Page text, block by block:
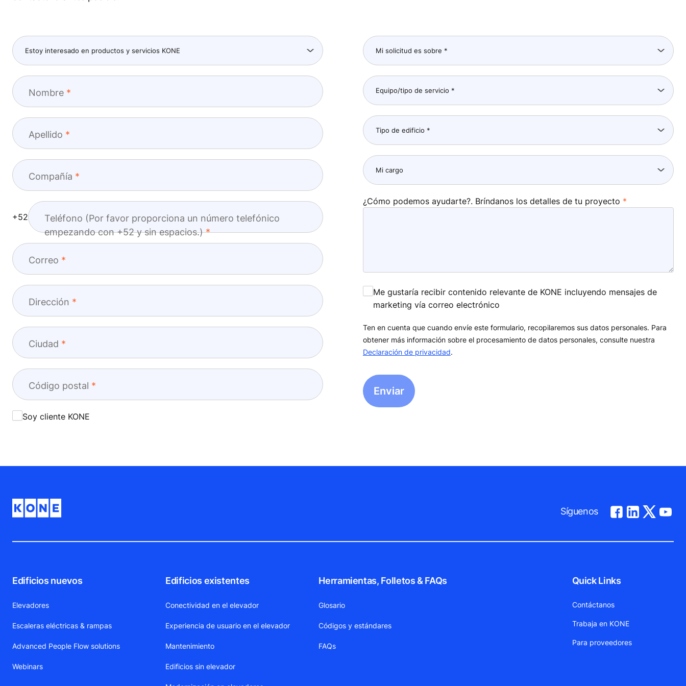
Nombre
Apellido
Compañía
Teléfono (Por favor proporciona un número telefónico
empezando con +52 y sin espacios.)
+52
Correo
Dirección
Ciudad
Código postal
Soy cliente KONE
¿Cómo podemos ayudarte?. Bríndanos los detalles de tu proyecto
Me gustaría recibir contenido relevante de KONE incluyendo mensajes de
marketing vía correo electrónico
Ten en cuenta que cuando envíe este formulario, recopilaremos sus datos personales. Para
obtener más información sobre el procesamiento de datos personales, consulte nuestra
Declaración de privacidad.
Síguenos
Edificios nuevos
Elevadores
Escaleras eléctricas & rampas
Advanced People Flow solutions
Webinars
Edificios existentes
Conectividad en el elevador
Experiencia de usuario en el elevador
Mantenimiento
Edificios sin elevador
Herramientas, Folletos & FAQs
Glosario
Códigos y estándares
FAQs
Quick Links
Contáctanos
Trabaja en KONE
Para proveedores